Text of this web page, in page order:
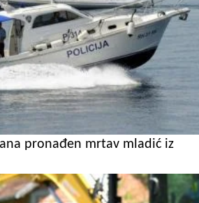
pronađen mrtav mladić iz